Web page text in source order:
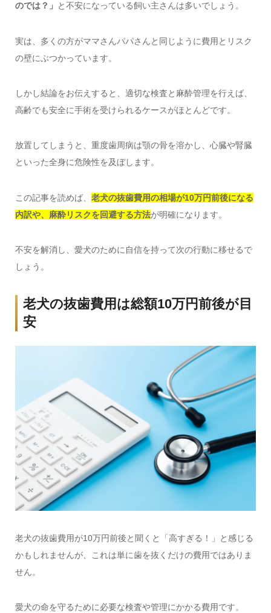
のでは？」 と不安になっている飼い主さんは多いでしょう。
実は、多くの方がママさんパパさんと同じように費用とリスク
の壁にぶつかっています。
しかし結論をお伝えすると、適切な検査と麻酔管理を行えば、
高齢でも安全に手術を受けられるケースがほとんどです。
放置してしまうと、重度歯周病は顎の骨を溶かし、心臓や腎臓
といった全身に危険性を及ぼします。
この記事を読めば、 老犬の抜歯費用の相場が10万円前後になる
内訳や、麻酔リスクを回避する方法が明確になります。
不安を解消し、愛犬のために自信を持って次の行動に移せるで
しょう。
老犬の抜歯費用は総額10万円前後が目
安
老犬の抜歯費用が10万円前後と聞くと「高すぎる！」と感じる
かもしれませんが、これは単に歯を抜くだけの費用ではありま
せん。
愛犬の命を守るために必要な検査や管理にかかる費用です。